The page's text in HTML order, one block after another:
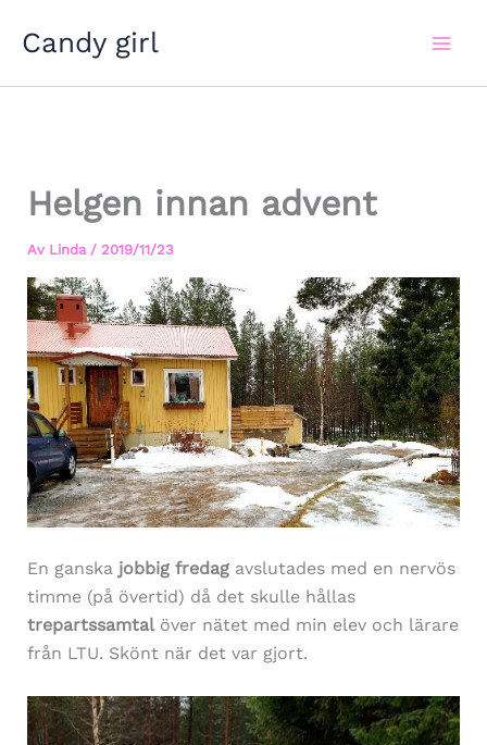
Candy girl
Helgen innan advent
Av Linda / 2019/11/23
En ganska jobbig fredag avslutades med en nervös
timme (på övertid) då det skulle hållas
trepartssamtalöver nätet med min elev och lärare
från LTU. Skönt när det var gjort.